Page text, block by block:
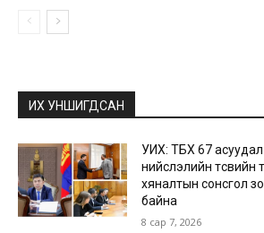
ИХ УНШИГДСАН
УИХ: ТБХ 67
нийслэлийн төсвийн
хяналтын сонсгол
байна
8 сар 7, 2026